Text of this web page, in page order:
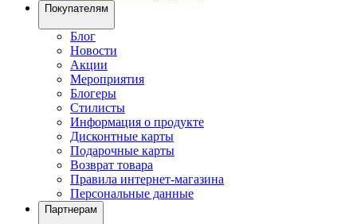
Покупателям
Блог
Новости
Акции
Мероприятия
Блогеры
Стилисты
Информация о продукте
Дисконтные карты
Подарочные карты
Возврат товара
Правила интернет-магазина
Персональные данные
Партнерам